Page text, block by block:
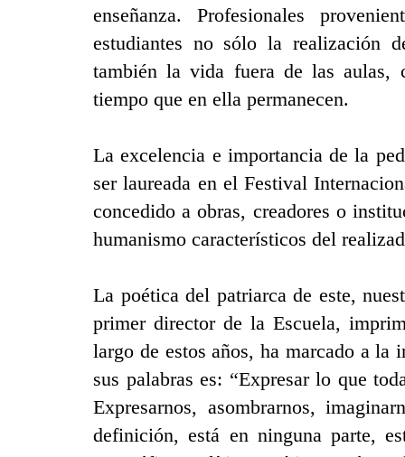
enseñanza. Profesionales
estudiantes no sólo la realización
también la vida fuera de las aulas,
tiempo que en ella permanecen.
La excelencia e importancia de la
ser laureada en el Festival
concedido a obras, creadores o
humanismo característicos del
La poética del patriarca de este,
primer director de la Escuela,
largo de estos años, ha marcado a
sus palabras es: “Expresar lo que
Expresarnos, asombrarnos,
definición, está en ninguna parte,